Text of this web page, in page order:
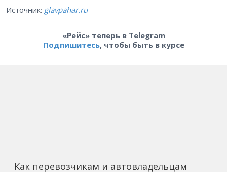
Источник: glavpahar.ru
«Рейс» теперь в Telegram
Подпишитесь, чтобы быть в курсе
Как перевозчикам и автовладельцам